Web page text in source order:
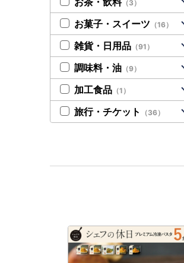
（3）
お菓子・スイーツ （16）
雑貨・日用品 （91）
調味料・油 （9）
加工食品 （1）
旅行・チケット （36）